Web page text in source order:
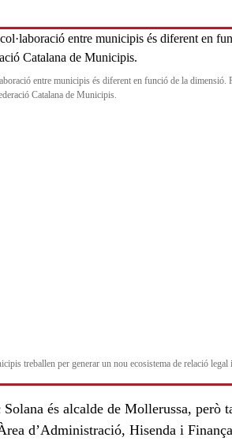
entre municipis és diferent en funció de la dimensió.
Catalana de Municipis.
treballen per generar un nou ecosistema de relació
és alcalde de Mollerussa, però
d’Administració, Hisenda i